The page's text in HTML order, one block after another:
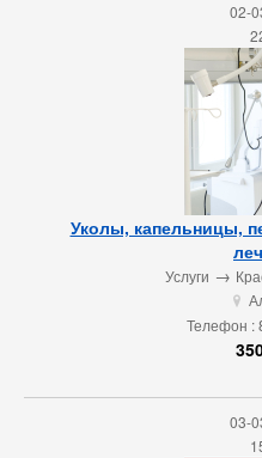
02-
Уколы, капельницы,
Услуги →
u
Телефон :
03-